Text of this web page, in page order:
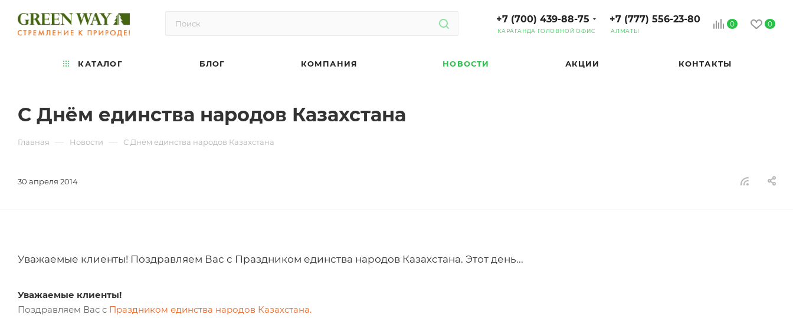
0 0
+7 (777) 556-23-80
АЛМАТЫ
+7 (700) 439-88-75
КАРАГАНДА ГОЛОВНОЙ ОФИС
КАТАЛОГ БЛОГ КОМПАНИЯ НОВОСТИ АКЦИИ КОНТАКТЫ
С Днём единства народов Казахстана
Главная — Новости — С Днём единства народов Казахстана
30 апреля 2014
Уважаемые клиенты! Поздравляем Вас с Праздником единства народов Казахстана. Этот день...
Уважаемые клиенты!
Поздравляем Вас с Праздником единства народов Казахстана.